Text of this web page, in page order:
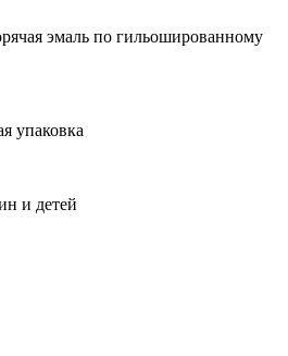
эмаль по гильошированному
упаковка
и детей